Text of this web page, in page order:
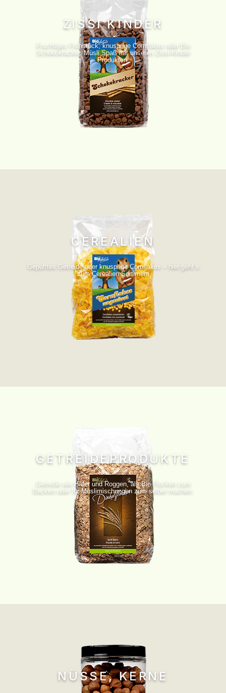
ZISSI KINDER
Fruchtiges Frühstück, knusprige Cornflakes oder Bio
Schokokracker. Müsli Spaß mit unseren Zissi-Kinder
Produkten.
CEREALIEN
Gepufftes Getreide oder knusprige Cornflakes – hier geht´s
zum Cerealien Sortiment
GETREIDEPRODUKTE
Getreide wie Hafer und Roggen, als Bio Flocken zum
Backen oder für Müslimischungen zum selber machen.
NÜSSE, KERNE